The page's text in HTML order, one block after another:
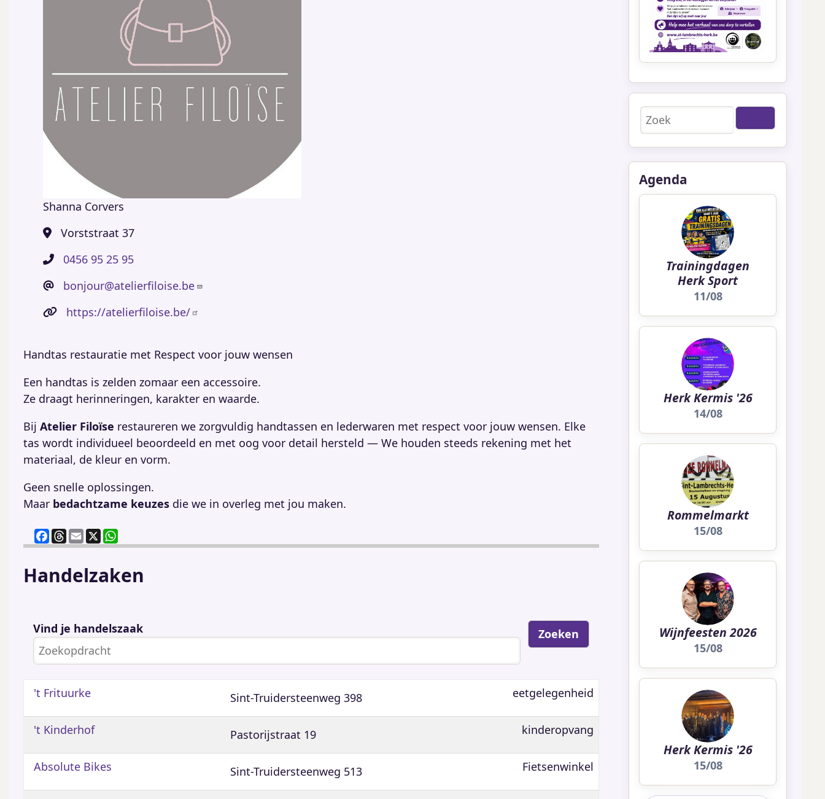
Shanna Corvers
Vorststraat 37
0456 95 25 95
bonjour@atelierfiloise.be
https://atelierfiloise.be/
Handtas restauratie met Respect voor jouw wensen
Een handtas is zelden zomaar een accessoire.
Ze draagt herinneringen, karakter en waarde.
Bij Atelier Filoïse restaureren we zorgvuldig handtassen en lederwaren met respect voor jouw wensen. Elke
tas wordt individueel beoordeeld en met oog voor detail hersteld — We houden steeds rekening met het
materiaal, de kleur en vorm.
Geen snelle oplossingen.
Maar bedachtzame keuzes die we in overleg met jou maken.
F
a
e
o
k
T
h
a
E
m
X
h
s
Handelzaken
Vind je handelszaak
't Frituurke Sint-Truidersteenweg 398 eetgelegenheid
't Kinderhof Pastorijstraat 19 kinderopvang
Absolute Bikes Sint-Truidersteenweg 513 Fietsenwinkel
Zoeken
Agenda
Trainingdagen
Herk Sport
11/08
Herk Kermis '26
14/08
Rommelmarkt
15/08
Wijnfeesten 2026
15/08
Herk Kermis '26
15/08